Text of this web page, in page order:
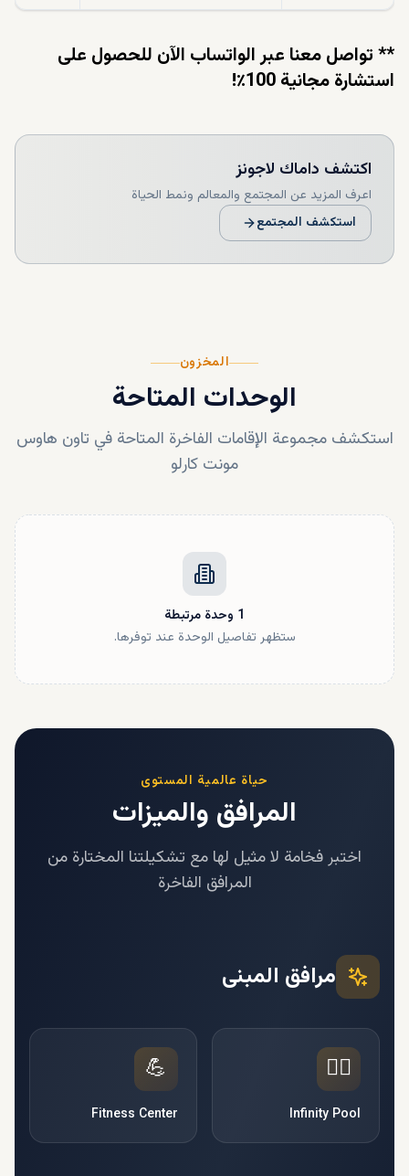
** تواصل معنا عبر الواتساب الآن للحصول على
استشارة مجانية 100٪!
اكتشف داماك لاجونز
اعرف المزيد عن المجتمع والمعالم ونمط الحياة
استكشف المجتمع
المخزون
الوحدات المتاحة
استكشف مجموعة الإقامات الفاخرة المتاحة في تاون هاوس
مونت كارلو
1 وحدة مرتبطة
ستظهر تفاصيل الوحدة عند توفرها.
حياة عالمية المستوى
المرافق والميزات
اختبر فخامة لا مثيل لها مع تشكيلتنا المختارة من
المرافق الفاخرة
مرافق المبنى
🏊‍♂️
Infinity Pool
💪
Fitness Center